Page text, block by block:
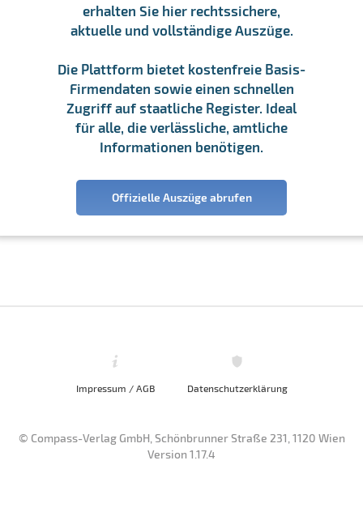
erhalten Sie hier rechtssichere,
aktuelle und vollständige Auszüge.
Die Plattform bietet kostenfreie Basis-
Firmendaten sowie einen schnellen
Zugriff auf staatliche Register. Ideal
für alle, die verlässliche, amtliche
Informationen benötigen.
Offizielle Auszüge abrufen
Impressum / AGB Datenschutzerklärung
© Compass-Verlag GmbH, Schönbrunner Straße 231, 1120 Wien
Version 1.17.4